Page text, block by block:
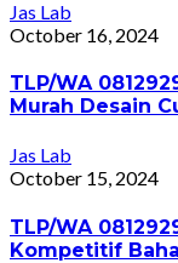
Jas Lab
October 16, 2024
TLP/WA
Murah Desain
Jas Lab
October 15, 2024
TLP/WA
Kompetitif